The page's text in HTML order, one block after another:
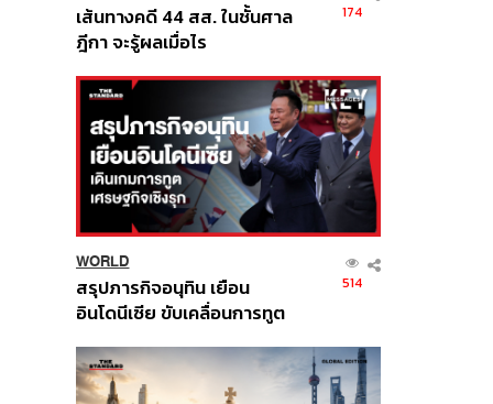
เส้นทางคดี 44 สส. ในชั้นศาล
ฎีกา จะรู้ผลเมื่อไร
174
WORLD
สรุปภารกิจอนุทิน เยือน
อินโดนีเซีย ขับเคลื่อนการทูต
ส่วนยุทธศาสตร์ไทย –
อินโดนีเซีย
514